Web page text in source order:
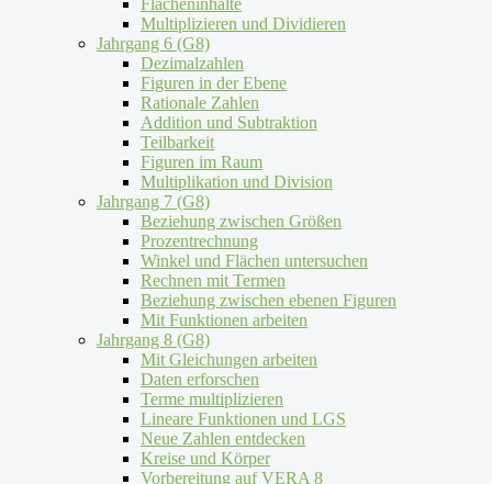
Flächeninhalte
Multiplizieren und Dividieren
Jahrgang 6 (G8)
Dezimalzahlen
Figuren in der Ebene
Rationale Zahlen
Addition und Subtraktion
Teilbarkeit
Figuren im Raum
Multiplikation und Division
Jahrgang 7 (G8)
Beziehung zwischen Größen
Prozentrechnung
Winkel und Flächen untersuchen
Rechnen mit Termen
Beziehung zwischen ebenen Figuren
Mit Funktionen arbeiten
Jahrgang 8 (G8)
Mit Gleichungen arbeiten
Daten erforschen
Terme multiplizieren
Lineare Funktionen und LGS
Neue Zahlen entdecken
Kreise und Körper
Vorbereitung auf VERA 8